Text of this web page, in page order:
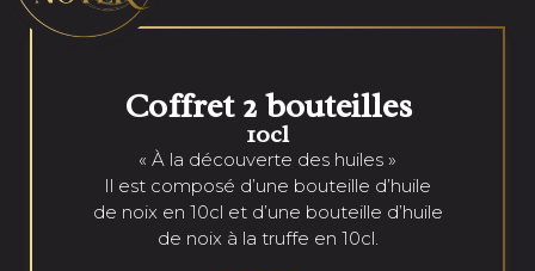
Coffret 2 bouteilles
10cl
« À la découverte des huiles »
Il est composé d’une bouteille d’huile
de noix en 10cl et d’une bouteille d’huile
de noix à la truffe en 10cl.